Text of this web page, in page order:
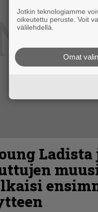
Jotkin teknologiamme
oikeutettu peruste. Voit
välilehdellä.
Omat